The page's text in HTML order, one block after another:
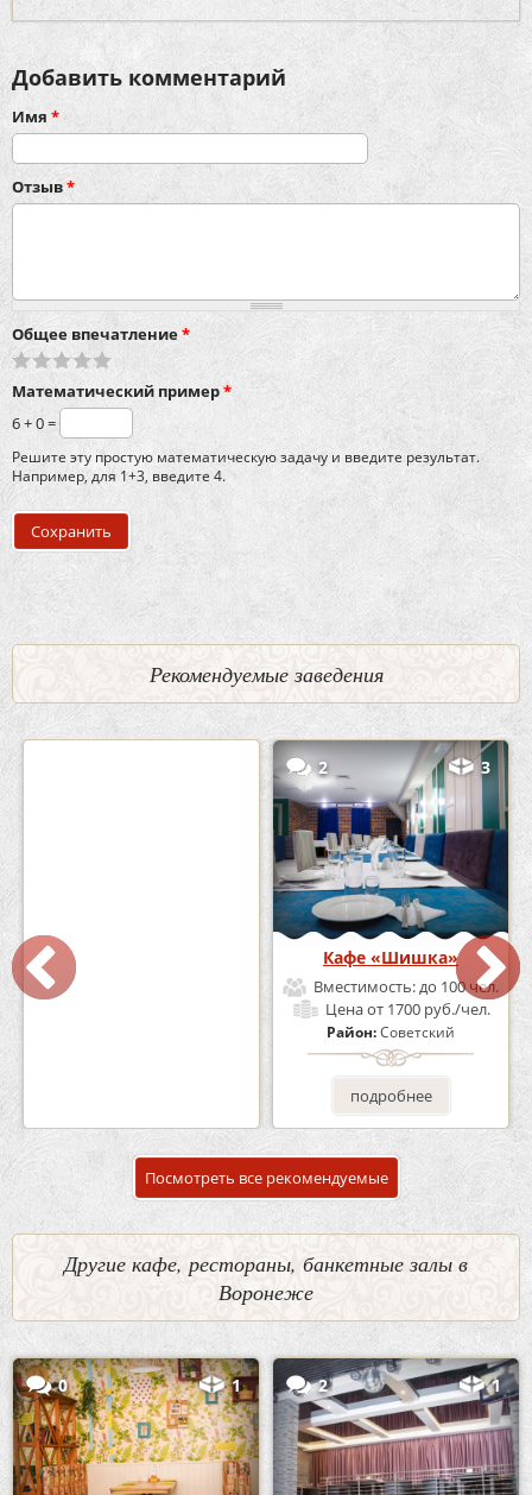
Добавить комментарий
Имя *
Отзыв*
Общее впечатление*
Математический пример*
6 + 0 =
Решите эту простую математическую задачу и введите результат.
Например, для 1+3, введите 4.
Рекомендуемые заведения
Кафе-Бар Бермуды
Вместимость:
2 3
Кафе «Шишка»
Вместимость:до 100 чел.
Ценаот 1700 руб./чел.
Район:Советский
подробнее
Посмотреть все рекомендуемые
Другие кафе, рестораны, банкетные залы в
Воронеже
0 1 2 1